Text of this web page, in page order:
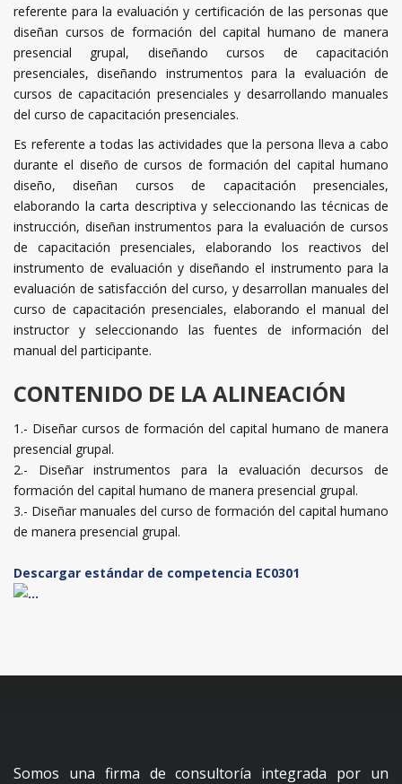
referente para la evaluación y certificación de las personas que
diseñan cursos de formación del capital humano de manera
presencial grupal, diseñando cursos de capacitación
presenciales, diseñando instrumentos para la evaluación de
cursos de capacitación presenciales y desarrollando manuales
del curso de capacitación presenciales.
Es referente a todas las actividades que la persona lleva a cabo
durante el diseño de cursos de formación del capital humano
diseño, diseñan cursos de capacitación presenciales,
elaborando la carta descriptiva y seleccionando las técnicas de
instrucción, diseñan instrumentos para la evaluación de cursos
de capacitación presenciales, elaborando los reactivos del
instrumento de evaluación y diseñando el instrumento para la
evaluación de satisfacción del curso, y desarrollan manuales del
curso de capacitación presenciales, elaborando el manual del
instructor y seleccionando las fuentes de información del
manual del participante.
CONTENIDO DE LA ALINEACIÓN
1.- Diseñar cursos de formación del capital humano de manera
presencial grupal.
2.- Diseñar instrumentos para la evaluación decursos de
formación del capital humano de manera presencial grupal.
3.- Diseñar manuales del curso de formación del capital humano
de manera presencial grupal.
Descargar estándar de competencia EC0301
Somos una firma de consultoría integrada por un